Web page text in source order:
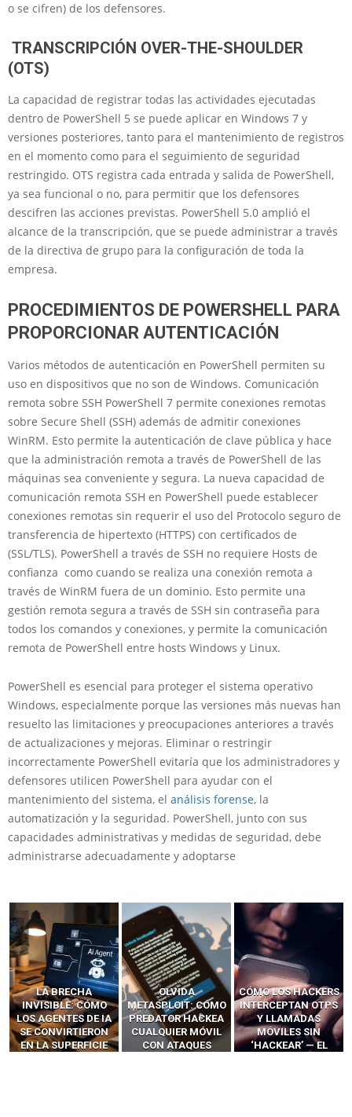
o se cifren) de los defensores.
TRANSCRIPCIÓN OVER-THE-SHOULDER
(OTS)
La capacidad de registrar todas las actividades ejecutadas
dentro de PowerShell 5 se puede aplicar en Windows 7 y
versiones posteriores, tanto para el mantenimiento de registros
en el momento como para el seguimiento de seguridad
restringido. OTS registra cada entrada y salida de PowerShell,
ya sea funcional o no, para permitir que los defensores
descifren las acciones previstas. PowerShell 5.0 amplió el
alcance de la transcripción, que se puede administrar a través
de la directiva de grupo para la configuración de toda la
empresa.
PROCEDIMIENTOS DE POWERSHELL PARA
PROPORCIONAR AUTENTICACIÓN
Varios métodos de autenticación en PowerShell permiten su
uso en dispositivos que no son de Windows. Comunicación
remota sobre SSH PowerShell 7 permite conexiones remotas
sobre Secure Shell (SSH) además de admitir conexiones
WinRM. Esto permite la autenticación de clave pública y hace
que la administración remota a través de PowerShell de las
máquinas sea conveniente y segura. La nueva capacidad de
comunicación remota SSH en PowerShell puede establecer
conexiones remotas sin requerir el uso del Protocolo seguro de
transferencia de hipertexto (HTTPS) con certificados de
(SSL/TLS). PowerShell a través de SSH no requiere Hosts de
confianza como cuando se realiza una conexión remota a
través de WinRM fuera de un dominio. Esto permite una
gestión remota segura a través de SSH sin contraseña para
todos los comandos y conexiones, y permite la comunicación
remota de PowerShell entre hosts Windows y Linux.
PowerShell es esencial para proteger el sistema operativo
Windows, especialmente porque las versiones más nuevas han
resuelto las limitaciones y preocupaciones anteriores a través
de actualizaciones y mejoras. Eliminar o restringir
incorrectamente PowerShell evitaría que los administradores y
defensores utilicen PowerShell para ayudar con el
mantenimiento del sistema, el análisis forense, la
automatización y la seguridad. PowerShell, junto con sus
capacidades administrativas y medidas de seguridad, debe
administrarse adecuadamente y adoptarse
LA BRECHA
INVISIBLE: CÓMO
LOS AGENTES DE IA
SE CONVIRTIERON
EN LA SUPERFICIE
OLVIDA
METASPLOIT: CÓMO
PREDATOR HACKEA
CUALQUIER MÓVIL
CON ATAQUES
CÓMO LOS HACKERS
INTERCEPTAN OTPS
Y LLAMADAS
MÓVILES SIN
‘HACKEAR’ — EL